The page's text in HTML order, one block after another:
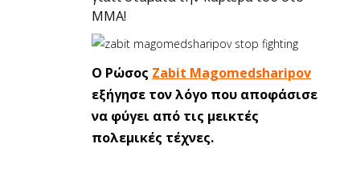
ΜΜΑ!
O Ρώσος Zabit Magomedsharipov
εξήγησε τον λόγο που αποφάσισε
να φύγει από τις μεικτές
πολεμικές τέχνες.